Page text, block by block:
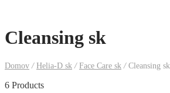
Cleansing sk
Domov / Helia-D sk / Face Care sk /Cleansing sk
6 Products